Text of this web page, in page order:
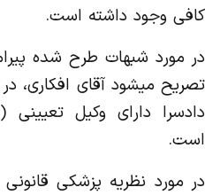
کافی وجود داشته است.
در مورد شبهات طرح شده
تصریح میشود آقای افکاری،
دادسرا دارای وکیل
است.
در مورد نظریه پزشکی